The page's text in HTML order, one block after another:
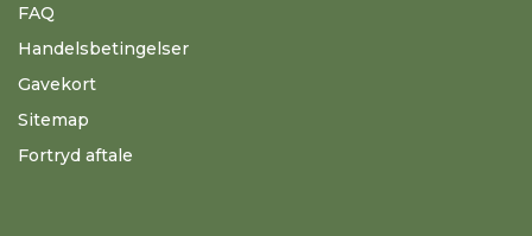
FAQ
Handelsbetingelser
Gavekort
Sitemap
Fortryd aftale